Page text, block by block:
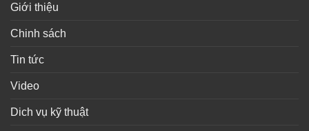
Giới thiệu
Chinh sách
Tin tức
Video
Dich vụ kỹ thuật